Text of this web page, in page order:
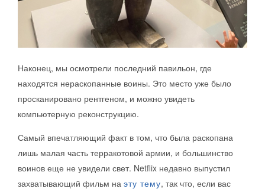
Наконец, мы осмотрели последний павильон, где
находятся нераскопанные воины. Это место уже было
просканировано рентгеном, и можно увидеть
компьютерную реконструкцию.
Самый впечатляющий факт в том, что была раскопана
лишь малая часть терракотовой армии, и большинство
воинов еще не увидели свет. Netflix недавно выпустил
захватывающий фильм на эту тему, так что, если вас